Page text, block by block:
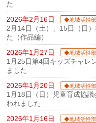
た
2026年2月16日
◆地域活性
2月14日（土）、15日（日
た（作品編）
2026年1月27日
◆地域活性
1月25日第4回キッズチャレ
ました
2026年1月20日
◆地域活性
1月18日（日）児童育成協
われました
2026年1月16日
◆地域活性